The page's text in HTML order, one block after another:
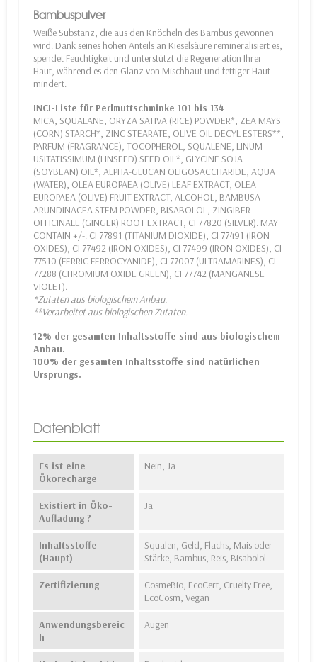
Bambuspulver
Weiße Substanz, die aus den Knöcheln des Bambus gewonnen
wird. Dank seines hohen Anteils an Kieselsäure remineralisiert es,
spendet Feuchtigkeit und unterstützt die Regeneration Ihrer
Haut, während es den Glanz von Mischhaut und fettiger Haut
mindert.
INCI-Liste für Perlmuttschminke 101 bis 134
MICA, SQUALANE, ORYZA SATIVA (RICE) POWDER*, ZEA MAYS
(CORN) STARCH*, ZINC STEARATE, OLIVE OIL DECYL ESTERS**,
PARFUM (FRAGRANCE), TOCOPHEROL, SQUALENE, LINUM
USITATISSIMUM (LINSEED) SEED OIL*, GLYCINE SOJA
(SOYBEAN) OIL*, ALPHA-GLUCAN OLIGOSACCHARIDE, AQUA
(WATER), OLEA EUROPAEA (OLIVE) LEAF EXTRACT, OLEA
EUROPAEA (OLIVE) FRUIT EXTRACT, ALCOHOL, BAMBUSA
ARUNDINACEA STEM POWDER, BISABOLOL, ZINGIBER
OFFICINALE (GINGER) ROOT EXTRACT, CI 77820 (SILVER). MAY
CONTAIN +/-: CI 77891 (TITANIUM DIOXIDE), CI 77491 (IRON
OXIDES), CI 77492 (IRON OXIDES), CI 77499 (IRON OXIDES), CI
77510 (FERRIC FERROCYANIDE), CI 77007 (ULTRAMARINES), CI
77288 (CHROMIUM OXIDE GREEN), CI 77742 (MANGANESE
VIOLET).
*Zutaten aus biologischem Anbau.
**Verarbeitet aus biologischen Zutaten.
12% der gesamten Inhaltsstoffe sind aus biologischem
Anbau.
100% der gesamten Inhaltsstoffe sind natürlichen
Ursprungs.
Datenblatt
Es ist eine
Ökorecharge
Nein, Ja
Existiert in Öko-
Aufladung ?
Ja
Inhaltsstoffe
(Haupt)
Squalen, Geld, Flachs, Mais oder
Stärke, Bambus, Reis, Bisabolol
Zertifizierung
CosmeBio, EcoCert, Cruelty Free,
EcoCosm, Vegan
Anwendungsbereic
h
Augen